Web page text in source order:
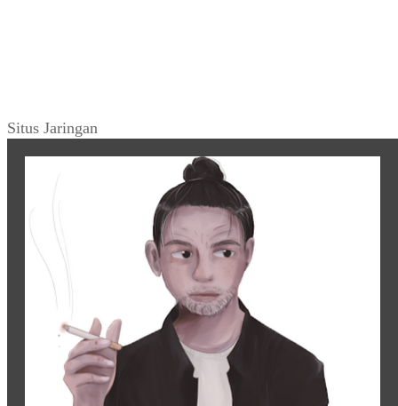
Situs Jaringan